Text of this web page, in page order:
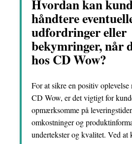
Hvordan kan
håndtere
udfordringer eller
bekymringer, når
hos CD Wow?
For at sikre en positiv oplevelse
CD Wow, er det vigtigt for
opmærksomme på
omkostninger og
undertekster og kvalitet. Ved at